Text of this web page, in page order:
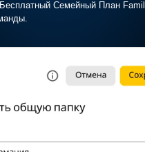
Семейный План